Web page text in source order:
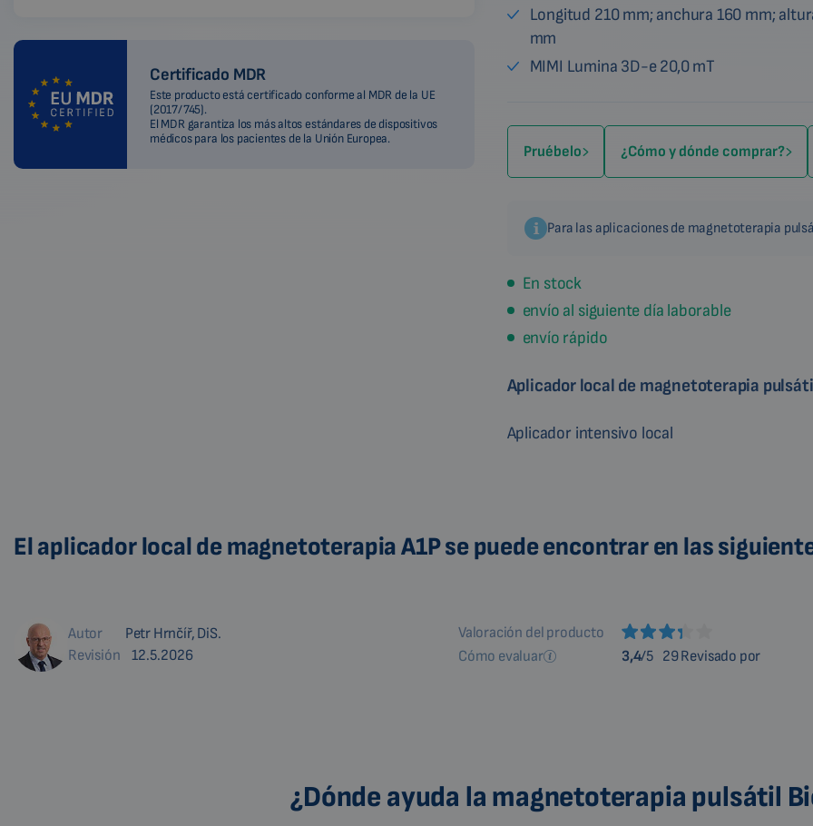
Certificado MDR
Este producto está certificado conforme al MDR de la UE
(2017/745).
El MDR garantiza los más altos estándares de dispositivos
médicos para los pacientes de la Unión Europea.
Longitud 210 mm; anchura 160 mm;
mm
MIMI Lumina 3D-e 20,0 mT
Pruébelo ¿Cómo y dónde comprar?
Para las aplicaciones de magnetoterapia
En stock
envío al siguiente día laborable
envío rápido
Aplicador local de magnetoterapia
Aplicador intensivo local
El aplicador local de magnetoterapia A1P se puede encontrar en las
Autor
Petr Hrnčíř, DiS.
Revisión
12.5.2026
Valoración del producto
Cómo evaluar
3,4/5 29 Revisado por
¿Dónde ayuda la magnetoterapia pulsátil